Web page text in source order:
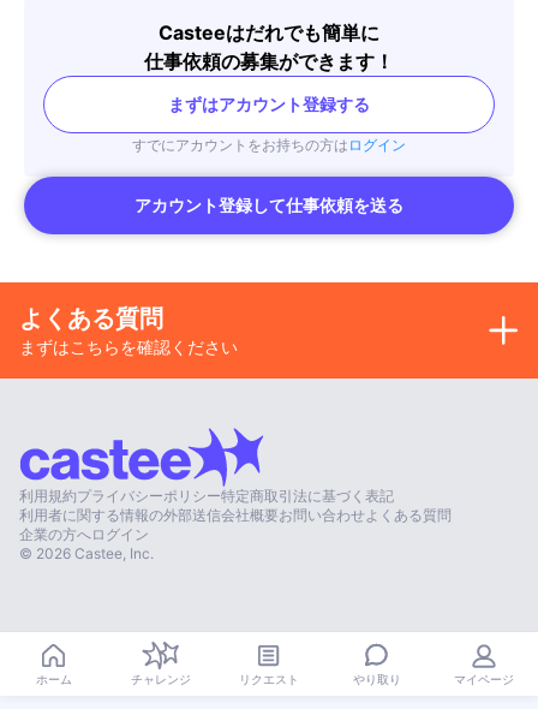
Casteeはだれでも簡単に
仕事依頼の募集ができます！
まずはアカウント登録する
すでにアカウントをお持ちの方は ログイン
アカウント登録して仕事依頼を送る
よくある質問
まずはこちらを確認ください
利用規約プライバシーポリシー特定商取引法に基づく表記
利用者に関する情報の外部送信会社概要お問い合わせ よくある質問
企業の方へログイン
© 2026 Castee, Inc.
ホーム チャレンジ リクエスト やり取り マイページ